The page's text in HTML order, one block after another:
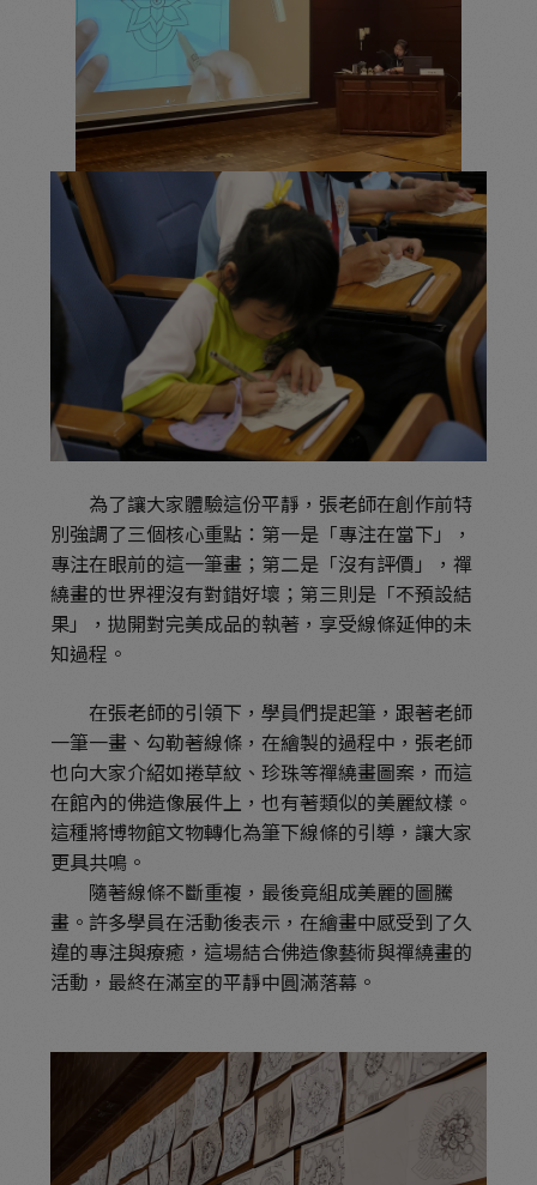
為了讓大家體驗這份平靜，張老師在創作前特
別強調了三個核心重點：第一是「專注在當下」，
專注在眼前的這一筆畫；第二是「沒有評價」，禪
繞畫的世界裡沒有對錯好壞；第三則是「不預設結
果」，拋開對完美成品的執著，享受線條延伸的未
知過程。
在張老師的引領下，學員們提起筆，跟著老師
一筆一畫、勾勒著線條，在繪製的過程中，張老師
也向大家介紹如捲草紋、珍珠等禪繞畫圖案，而這
在館內的佛造像展件上，也有著類似的美麗紋樣。
這種將博物館文物轉化為筆下線條的引導，讓大家
更具共鳴。
隨著線條不斷重複，最後竟組成美麗的圖騰
畫。許多學員在活動後表示，在繪畫中感受到了久
違的專注與療癒，這場結合佛造像藝術與禪繞畫的
活動，最終在滿室的平靜中圓滿落幕。